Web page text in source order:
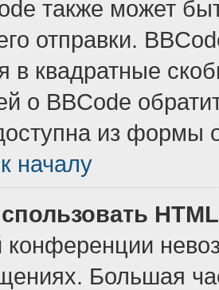
также может
отправки.
в квадратные
о BBCode
из формы
началу
конференции
Большая